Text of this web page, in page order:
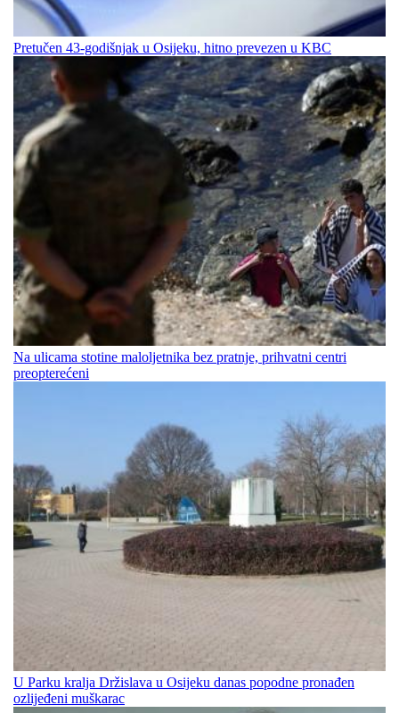
Pretučen 43-godišnjak u Osijeku, hitno prevezen u KBC
Na ulicama stotine maloljetnika bez pratnje, prihvatni centri
preopterećeni
U Parku kralja Držislava u Osijeku danas popodne pronađen
ozlijeđeni muškarac